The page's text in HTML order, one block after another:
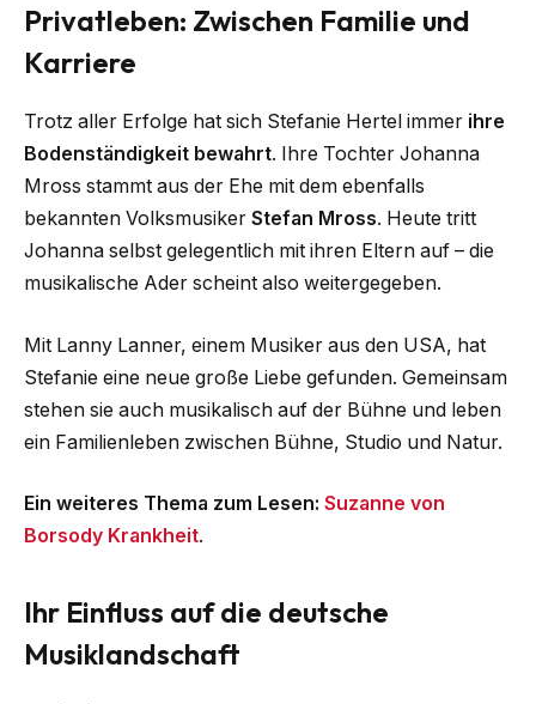
Privatleben: Zwischen Familie und
Karriere
Trotz aller Erfolge hat sich Stefanie Hertel immer ihre
Bodenständigkeit bewahrt. Ihre Tochter Johanna
Mross stammt aus der Ehe mit dem ebenfalls
bekannten Volksmusiker Stefan Mross. Heute tritt
Johanna selbst gelegentlich mit ihren Eltern auf – die
musikalische Ader scheint also weitergegeben.
Mit Lanny Lanner, einem Musiker aus den USA, hat
Stefanie eine neue große Liebe gefunden. Gemeinsam
stehen sie auch musikalisch auf der Bühne und leben
ein Familienleben zwischen Bühne, Studio und Natur.
Ein weiteres Thema zum Lesen: Suzanne von
Borsody Krankheit.
Ihr Einfluss auf die deutsche
Musiklandschaft